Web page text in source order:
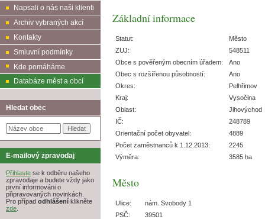
Napsali o nás naši klienti
Archiv vybraných akcí
Kontakty
Smluvní podmínky
Kde pomáháme
Databáze měst a obcí
Hledat obec
E-mailový zpravodaj
Přihlaste se k odběru našeho
zpravodaje a budete vždy jako
první informováni o
připravovaných novinkách.
Pro případ odhlášení klikněte
zde.
Základní informace
Statut:
Město
ZUJ:
548511
Obce s pověřeným obecním úřadem:
Ano
Obec s rozšířenou působností:
Ano
Okres:
Pelhřimov
Kraj:
Vysočina
Oblast:
Jihovýchod
IČ:
248789
Orientační počet obyvatel:
4889
Počet zaměstnanců k 1.12.2013:
2245
Výměra:
3585 ha
Město
Ulice:
nám. Svobody 1
PSČ:
39501